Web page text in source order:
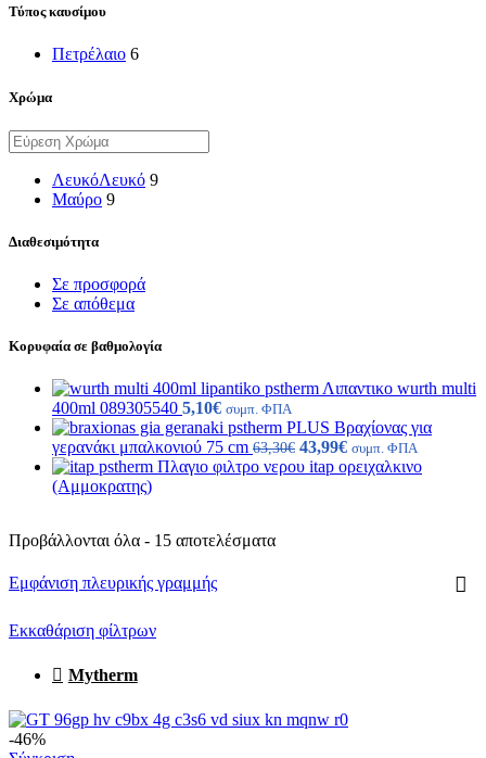
Τύπος καυσίμου
Πετρέλαιο 6
Χρώμα
ΛευκόΛευκό 9
Μαύρο 9
Διαθεσιμότητα
Σε προσφορά
Σε απόθεμα
Κορυφαία σε βαθμολογία
Λιπαντικο wurth multi
400ml 089305540 5,10€ συμπ. ΦΠΑ
PLUS Βραχίονας για
γεραvάκι μπαλκονιού 75 cm 63,30€ Original
price
43,99€Η
τρέχουσα
συμπ. ΦΠΑ
Πλαγιο φιλτρο νερου itap ορειχαλκινο
(Αμμοκρατης)
Προβάλλονται όλα - 15 αποτελέσματαSorted
Εμφάνιση πλευρικής γραμμής
Εκκαθάριση φίλτρων
Mytherm
-46%